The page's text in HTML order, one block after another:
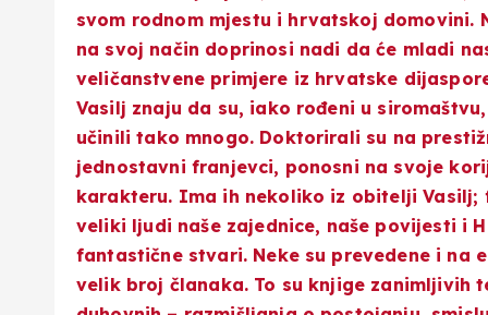
svom rodnom mjestu i hrvatskoj
na svoj način doprinosi nadi da će mladi
veličanstvene primjere iz hrvatske
Vasilj znaju da su, iako rođeni u
učinili tako mnogo. Doktorirali su na
jednostavni franjevci, ponosni na svoje
karakteru. Ima ih nekoliko iz obitelji Vasilj;
veliki ljudi naše zajednice, naše povijesti i
fantastične stvari. Neke su prevedene i na
velik broj članaka. To su knjige zanimljivih